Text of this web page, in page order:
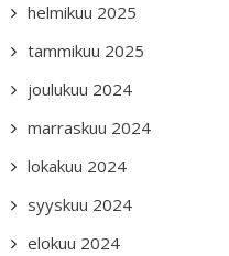
helmikuu 2025
tammikuu 2025
joulukuu 2024
marraskuu 2024
lokakuu 2024
syyskuu 2024
elokuu 2024